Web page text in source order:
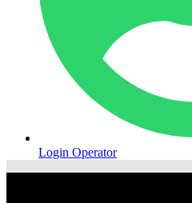
Login Operator